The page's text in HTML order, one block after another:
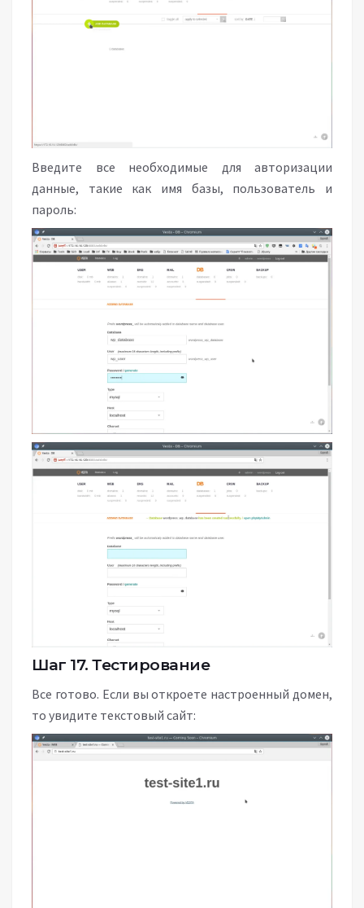
Введите все необходимые для авторизации
данные, такие как имя базы, пользователь и
пароль:
Шаг 17. Тестирование
Все готово. Если вы откроете настроенный домен,
то увидите текстовый сайт: